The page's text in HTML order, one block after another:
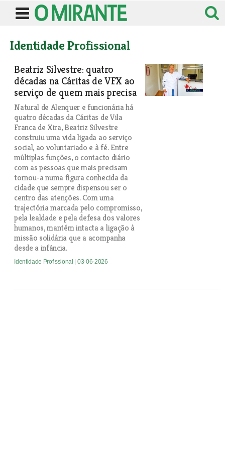
Identidade Profissional
Beatriz Silvestre: quatro
décadas na Cáritas de VFX ao
serviço de quem mais precisa
Natural de Alenquer e funcionária há
quatro décadas da Cáritas de Vila
Franca de Xira, Beatriz Silvestre
construiu uma vida ligada ao serviço
social, ao voluntariado e à fé. Entre
múltiplas funções, o contacto diário
com as pessoas que mais precisam
tornou-a numa figura conhecida da
cidade que sempre dispensou ser o
centro das atenções. Com uma
trajectória marcada pelo compromisso,
pela lealdade e pela defesa dos valores
humanos, mantém intacta a ligação à
missão solidária que a acompanha
desde a infância.
Identidade Profissional | 03-06-2026